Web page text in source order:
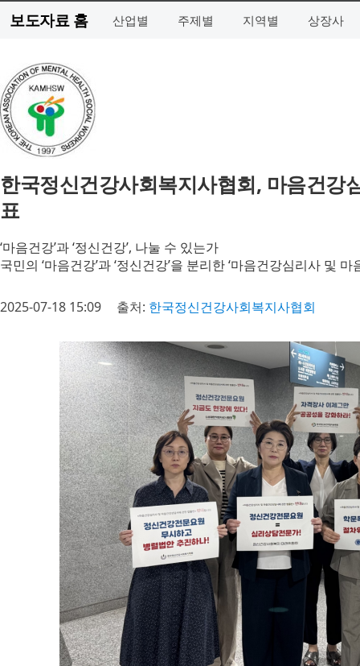
보도자료 홈 산업별 주제별 지역별 상장사
한국정신건강사회복지사협회, 마음건강
표
‘마음건강’과 ‘정신건강’, 나눌 수 있는가
국민의 ‘마음건강’과 ‘정신건강’을 분리한 ‘마음건강심리사 및
2025-07-18 15:09 출처: 한국정신건강사회복지사협회